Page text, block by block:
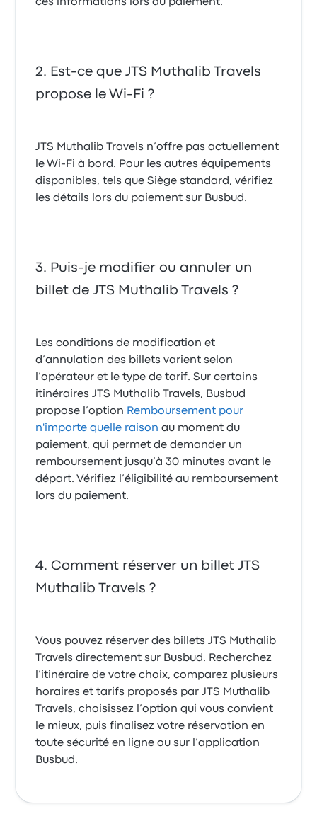
ces informations lors du paiement.
Est-ce que JTS Muthalib Travels
propose le Wi-Fi ?
JTS Muthalib Travels n’offre pas actuellement
le Wi-Fi à bord. Pour les autres équipements
disponibles, tels que Siège standard, vérifiez
les détails lors du paiement sur Busbud.
Puis-je modifier ou annuler un
billet de JTS Muthalib Travels ?
Les conditions de modification et
d’annulation des billets varient selon
l’opérateur et le type de tarif. Sur certains
itinéraires JTS Muthalib Travels, Busbud
propose l’option Remboursement pour
n'importe quelle raison au moment du
paiement, qui permet de demander un
remboursement jusqu’à 30 minutes avant le
départ. Vérifiez l’éligibilité au remboursement
lors du paiement.
Comment réserver un billet JTS
Muthalib Travels ?
Vous pouvez réserver des billets JTS Muthalib
Travels directement sur Busbud. Recherchez
l’itinéraire de votre choix, comparez plusieurs
horaires et tarifs proposés par JTS Muthalib
Travels, choisissez l’option qui vous convient
le mieux, puis finalisez votre réservation en
toute sécurité en ligne ou sur l’application
Busbud.